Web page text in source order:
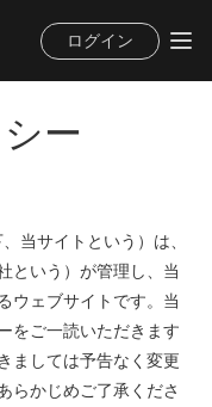
ログイン
ー
当サイトという）は、
という）が管理し、当
ウェブサイトです。当
をご一読いただきます
ましては予告なく変更
らかじめご了承くださ